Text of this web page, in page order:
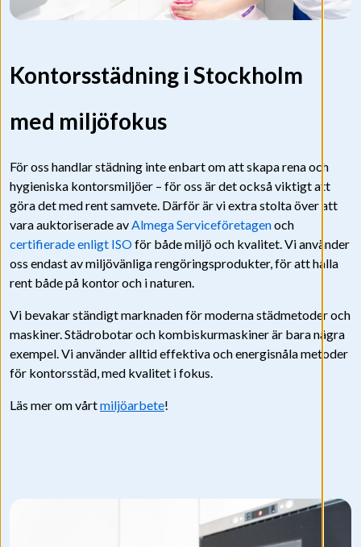
Kontorsstädning i Stockholm
med miljöfokus
För oss handlar städning inte enbart om att skapa rena och
hygieniska kontorsmiljöer – för oss är det också viktigt att
göra det med rent samvete. Därför är vi extra stolta över att
vara auktoriserade avAlmega Serviceföretagenoch
certifierade enligt ISOför både miljö och kvalitet. Vi använder
oss endast av miljövänliga rengöringsprodukter, för att hålla
rent både på kontor och i naturen.
Vi bevakar ständigt marknaden för moderna städmetoder och
maskiner. Städrobotar och kombiskurmaskiner är bara några
exempel. Vi använder alltid effektiva och energisnåla metoder
för kontorsstäd, med kvalitet i fokus.
Läs mer om vårtmiljöarbete!